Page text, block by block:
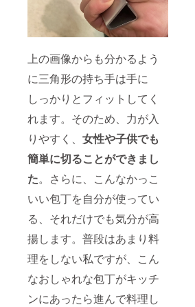
上の画像からも分かるよう
に三角形の持ち手は手に
しっかりとフィットしてく
れます。そのため、力が入
りやすく、 女性や子供でも
簡単に切ることができまし
た。さらに、こんなかっこ
いい包丁を自分が使ってい
る、それだけでも気分が高
揚します。普段はあまり料
理をしない私ですが、こん
なおしゃれな包丁がキッチ
ンにあったら進んで料理し